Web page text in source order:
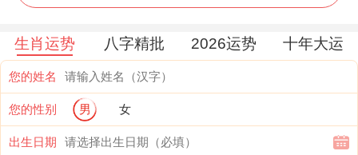
吉神:天恩,大明；七圣;神在，守日，月德，
母仓、吉期！
2026年10月10日星期六
生肖运势 八字精批 2026运势 十年大运
您的姓名
您的性别 男 女
出生日期